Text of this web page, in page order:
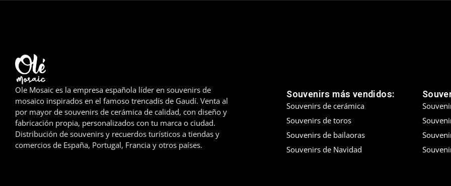
Ole Mosaic es la empresa española líder en souvenirs de
mosaico inspirados en el famoso trencadís de Gaudí. Venta al
por mayor de souvenirs de cerámica de calidad, con diseño y
fabricación propia, personalizados con tu marca o ciudad.
Distribución de souvenirs y recuerdos turísticos a tiendas y
comercios de España, Portugal, Francia y otros países.
Souvenirs más vendidos:
Souvenirs de cerámica
Souvenirs de toros
Souvenirs de bailaoras
Souvenirs de Navidad